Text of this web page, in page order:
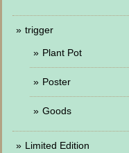
trigger
Plant Pot
Poster
Goods
Limited Edition